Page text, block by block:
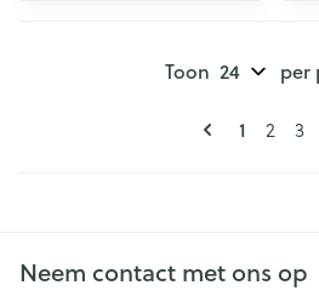
U lees
1 Pagina
2 3
Toon per
Neem contact met ons op